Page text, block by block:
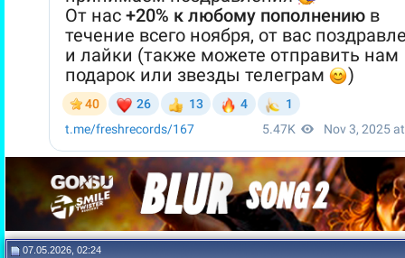
07.05.2026, 02:24